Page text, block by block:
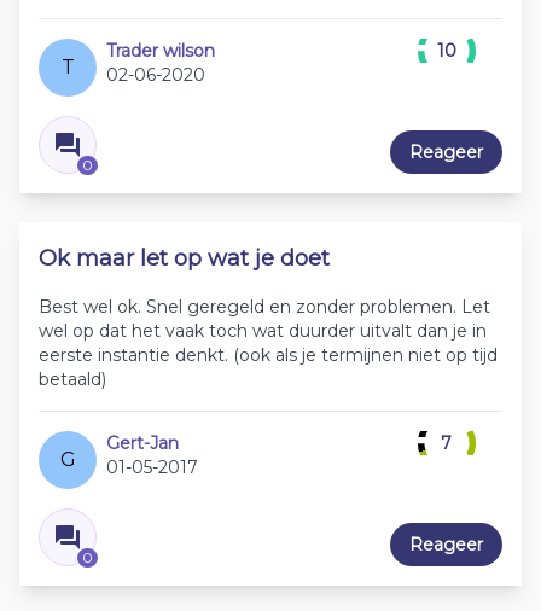
T
Trader wilson
02-06-2020
0
10
Reageer
Ok maar let op wat je doet
Best wel ok. Snel geregeld en zonder problemen. Let
wel op dat het vaak toch wat duurder uitvalt dan je in
eerste instantie denkt. (ook als je termijnen niet op tijd
betaald)
G
Gert-Jan
01-05-2017
0
7
Reageer